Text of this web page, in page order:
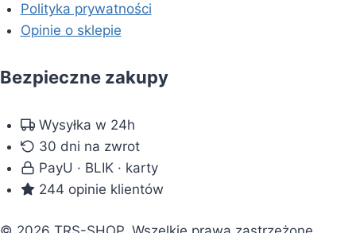
Polityka prywatności
Opinie o sklepie
Bezpieczne zakupy
Wysyłka w 24h
30 dni na zwrot
PayU · BLIK · karty
244 opinie klientów